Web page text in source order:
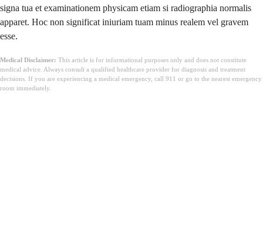
signa tua et examinationem physicam etiam si radiographia normalis
apparet. Hoc non significat iniuriam tuam minus realem vel gravem
esse.
Medical Disclaimer: This article is for informational purposes only and does not constitute
medical advice. Always consult a qualified healthcare provider for diagnosis and treatment
decisions. If you are experiencing a medical emergency, call 911 or go to the nearest emergency
room immediately.